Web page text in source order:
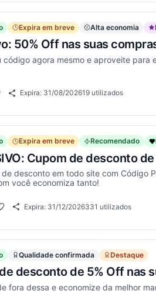
Expira em breve Alta economia
50% Off nas suas
código agora mesmo e aproveite para
funcionou
não funcionou
Expira: 31/08/202619 utilizados
Expira em breve Recomendado
Cupom de desconto
de desconto em todo site com Código
você economiza tanto!
funcionounão funcionou
Expira: 31/12/2026331 utilizados
Qualidade confirmada Destaque
desconto de 5% Off nas
fora dessa e economize da melhor